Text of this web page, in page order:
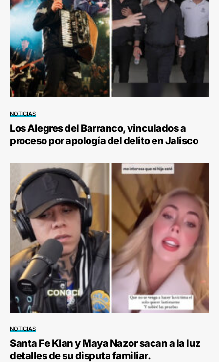
NOTICIAS
Los Alegres del Barranco, vinculados a
proceso por apología del delito en Jalisco
NOTICIAS
Santa Fe Klan y Maya Nazor sacan a la luz
detalles de su disputa familiar.